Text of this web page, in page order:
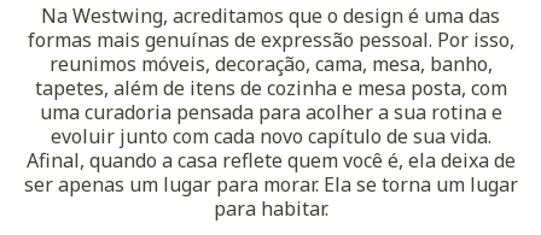
Na Westwing, acreditamos que o design é uma das
formas mais genuínas de expressão pessoal. Por isso,
reunimos móveis, decoração, cama, mesa, banho,
tapetes, além de itens de cozinha e mesa posta, com
uma curadoria pensada para acolher a sua rotina e
evoluir junto com cada novo capítulo de sua vida.
Afinal, quando a casa reflete quem você é, ela deixa de
ser apenas um lugar para morar. Ela se torna um lugar
para habitar.